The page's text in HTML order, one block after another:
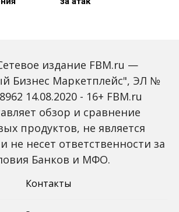
у
за
на
С 2027 года ИНН станет
банковских счетов
россиян: что изменится
издание FBM.ru —
Бизнес Маркетплейс", ЭЛ №
14.08.2020 - 16+ FBM.ru
обзор и сравнение
продуктов, не является
не несет ответственности за
Банков и МФО.
Контакты